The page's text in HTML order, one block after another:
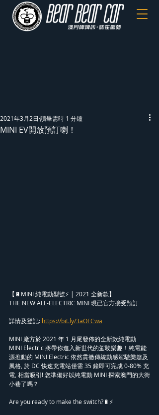
MINI EV開放預訂喇！
2021年3月2日 讀畢需時 1 分鐘
【🔋MINI 純電動型號⚡️ | 2021 全新款】
THE NEW ALL-ELECTRIC MINI 現已官方接受預訂
詳情及登記: https://bit.ly/3aOFCwa
MINI 廠方於 2021 年 1 月尾發佈的全新款純電動
MINI Electric 將帶你進入新世代的駕駛樂趣！純電能
源推動的 MINI Electric 依然貫徹傳統動感駕駛樂趣及
風格, 於 DC 快速充電站僅需 35 鐘即可完成 0-80% 充
電, 相當吸引! 您準備好以純電動 MINI 探索澳門的大街
小巷了嗎？
Are you ready to make the switch?🔋⚡️